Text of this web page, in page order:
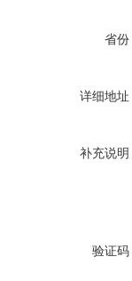
省份
详细地址
补充说明
验证码